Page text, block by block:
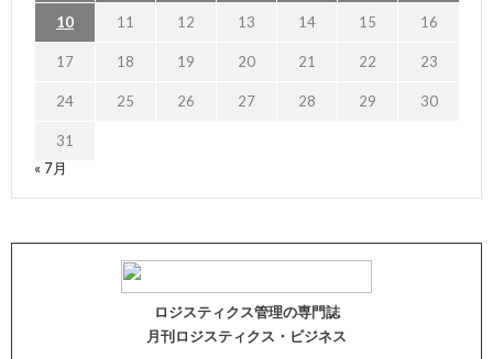
10 11 12 13 14 15 16
17 18 19 20 21 22 23
24 25 26 27 28 29 30
31
« 7月
ロジスティクス管理の専門誌
月刊ロジスティクス・ビジネス